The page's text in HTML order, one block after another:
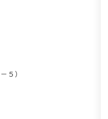
５）